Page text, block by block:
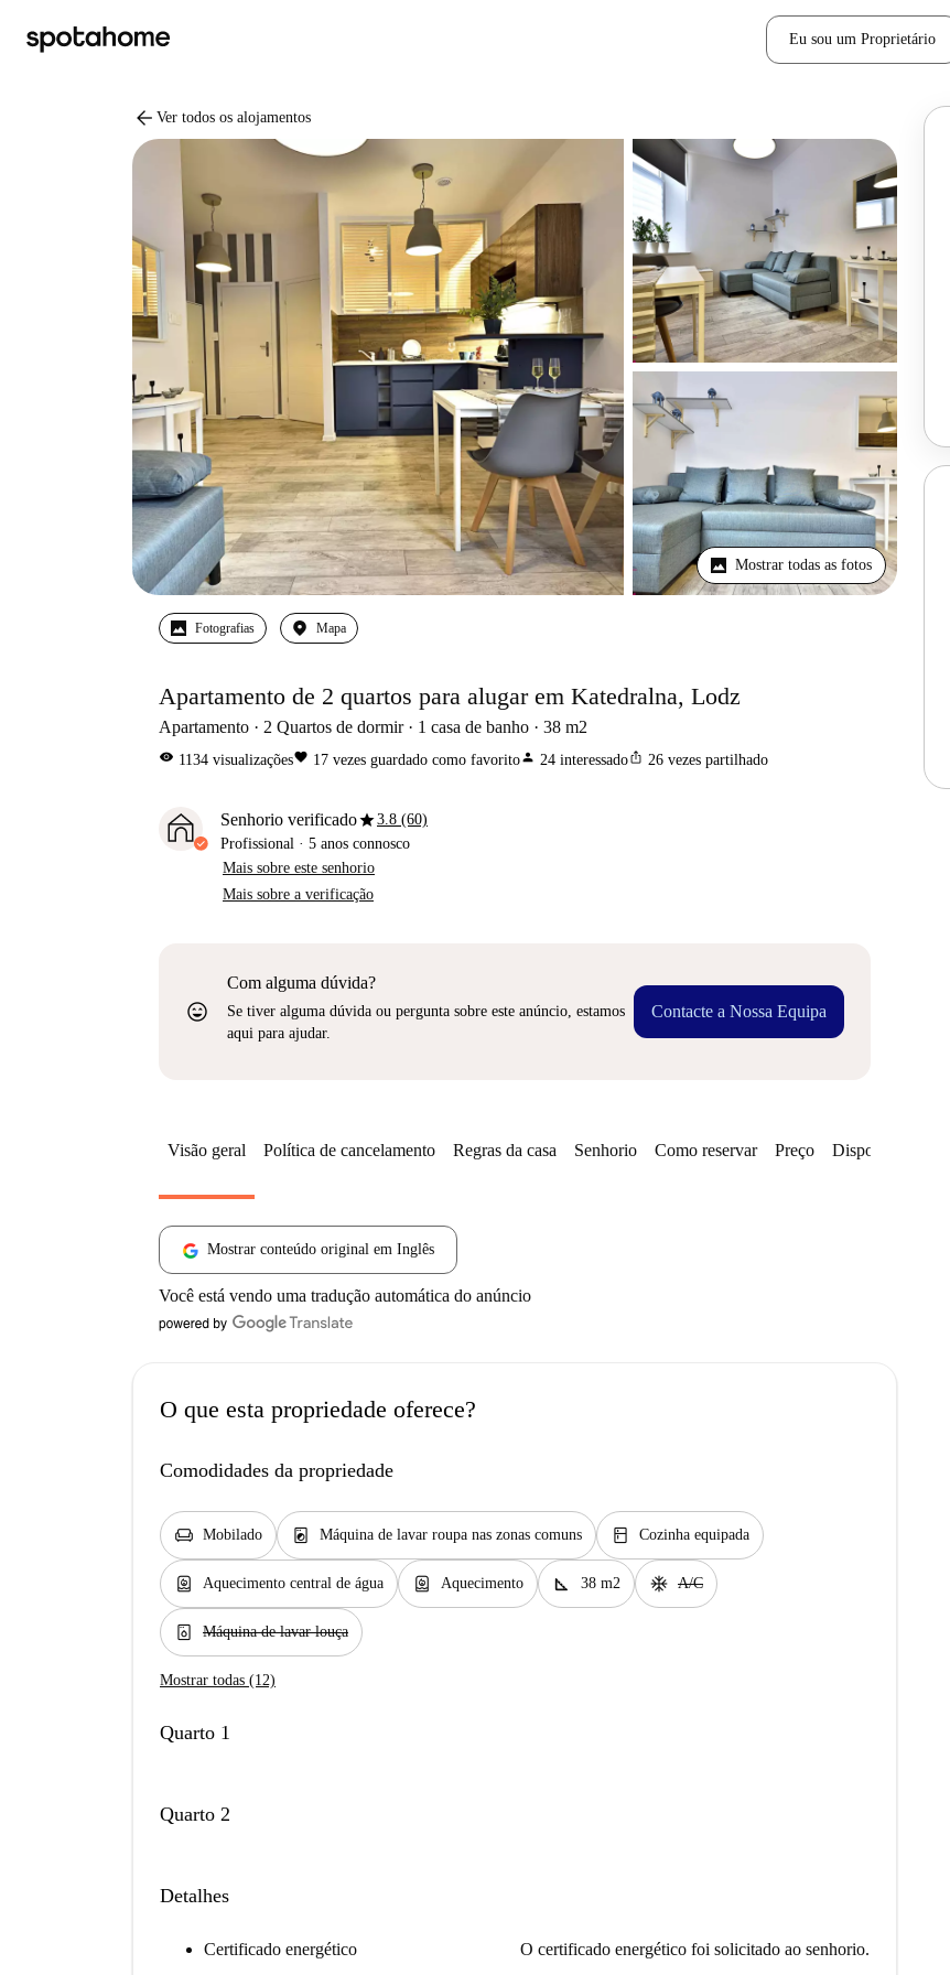
Eu sou um Proprietário
arrow_back Ver todos os alojamentos
Mostrar todas as fotos
Fotografias Mapa
Apartamento de 2 quartos para alugar em Katedralna, Lodz
Apartamento 2 Quartos de dormir 1 casa de banho 38 m2
visibility 1134 visualizaçõesfavorite 17 vezes guardado como favoritoperson 24 interessadoios_share 26 vezes partilhado
Senhorio verificadostar3.8 (60)
Profissional · 5 anos connosco
Mais sobre este senhorio
Mais sobre a verificação
sentiment_very_satisfied
Com alguma dúvida?
Se tiver alguma dúvida ou pergunta sobre este anúncio, estamos
aqui para ajudar.
Contacte a Nossa Equipa
Visão geral Política de cancelamento Regras da casa Senhorio Como reservar Preço Disponibilidades
Mostrar conteúdo original em Inglês
Você está vendo uma tradução automática do anúncio
O que esta propriedade oferece?
Comodidades da propriedade
chair Mobilado local_laundry_service Máquina de lavar roupa nas zonas comuns kitchen Cozinha equipada
water_heater Aquecimento central de água water_heater Aquecimento square_foot 38 m2 ac_unit A/C
dishwasher_gen Máquina de lavar louça
Mostrar todas (12)
Quarto 1
Quarto 2
Detalhes
Certificado energético O certificado energético foi solicitado ao senhorio.